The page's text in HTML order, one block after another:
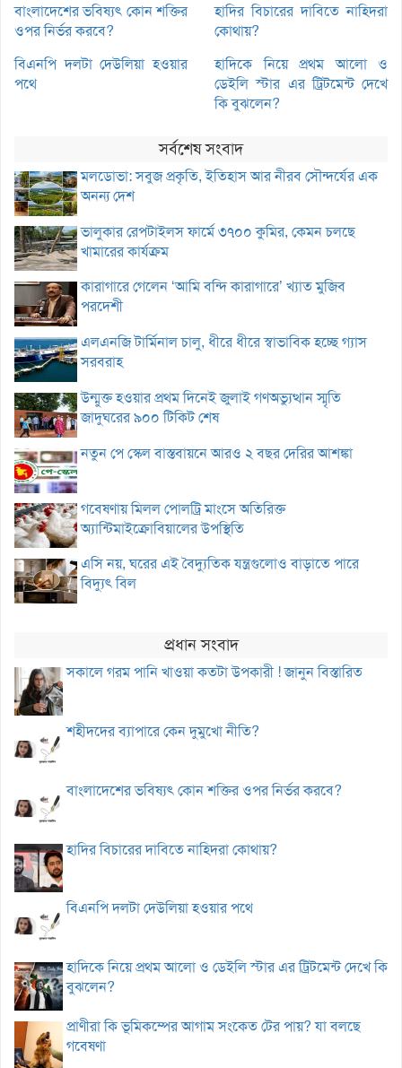
বাংলাদেশের ভবিষ্যৎ কোন শক্তির
ওপর নির্ভর করবে?
হাদির বিচারের দাবিতে নাহিদরা
কোথায়?
বিএনপি দলটা দেউলিয়া হওয়ার
পথে
হাদিকে নিয়ে প্রথম আলো ও
ডেইলি স্টার এর ট্রিটমেন্ট দেখে
কি বুঝলেন?
সর্বশেষ সংবাদ
মলডোভা: সবুজ প্রকৃতি, ইতিহাস আর নীরব সৌন্দর্যের এক
অনন্য দেশ
ভালুকার রেপটাইলস ফার্মে ৩৭০০ কুমির, কেমন চলছে
খামারের কার্যক্রম
কারাগারে গেলেন ‘আমি বন্দি কারাগারে’ খ্যাত মুজিব
পরদেশী
এলএনজি টার্মিনাল চালু, ধীরে ধীরে স্বাভাবিক হচ্ছে গ্যাস
সরবরাহ
উন্মুক্ত হওয়ার প্রথম দিনেই জুলাই গণঅভ্যুত্থান স্মৃতি
জাদুঘরের ৯০০ টিকিট শেষ
নতুন পে স্কেল বাস্তবায়নে আরও ২ বছর দেরির আশঙ্কা
গবেষণায় মিলল পোলট্রি মাংসে অতিরিক্ত
অ্যান্টিমাইক্রোবিয়ালের উপস্থিতি
এসি নয়, ঘরের এই বৈদ্যুতিক যন্ত্রগুলোও বাড়াতে পারে
বিদ্যুৎ বিল
প্রধান সংবাদ
সকালে গরম পানি খাওয়া কতটা উপকারী ! জানুন বিস্তারিত
শহীদদের ব্যাপারে কেন দুমুখো নীতি?
বাংলাদেশের ভবিষ্যৎ কোন শক্তির ওপর নির্ভর করবে?
হাদির বিচারের দাবিতে নাহিদরা কোথায়?
বিএনপি দলটা দেউলিয়া হওয়ার পথে
হাদিকে নিয়ে প্রথম আলো ও ডেইলি স্টার এর ট্রিটমেন্ট দেখে কি
বুঝলেন?
প্রাণীরা কি ভূমিকম্পের আগাম সংকেত টের পায়? যা বলছে
গবেষণা